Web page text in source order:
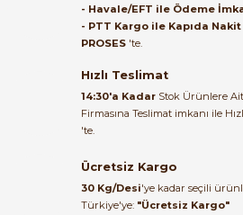
B... A... | 27/06/2026
bundan mehmet bey ilgi ve
alakası için teşekkür ederim
muhammed demirci |
Ürün elime eksiksiz ve hasarsız
ulaştı. Paketleme özenliydi,
- Havale/EFT ile Ödeme
- PTT Kargo ile Kapıda
PROSES 'te.
Hızlı Teslimat
14:30'a Kadar Stok Ürünlere
Firmasına Teslimat imkanı ile
'te.
Ücretsiz Kargo
30 Kg/Desi'ye kadar seçili
Türkiye'ye: "Ücretsiz Kargo"